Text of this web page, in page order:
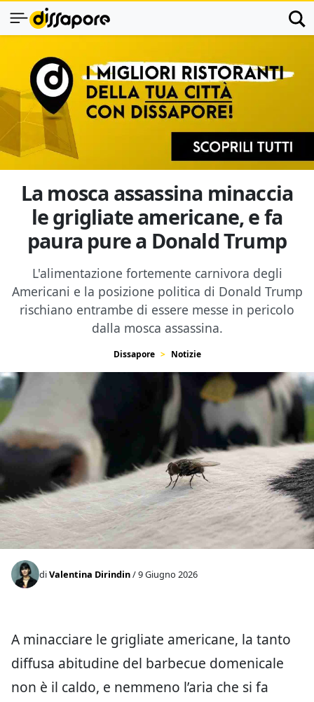
La mosca assassina minaccia
le grigliate americane, e fa
paura pure a Donald Trump
L'alimentazione fortemente carnivora degli
Americani e la posizione politica di Donald Trump
rischiano entrambe di essere messe in pericolo
dalla mosca assassina.
Dissapore Notizie
diValentina Dirindin/ 9 Giugno 2026
A minacciare le grigliate americane, la tanto
diffusa abitudine del barbecue domenicale
non è il caldo, e nemmeno l’aria che si fa